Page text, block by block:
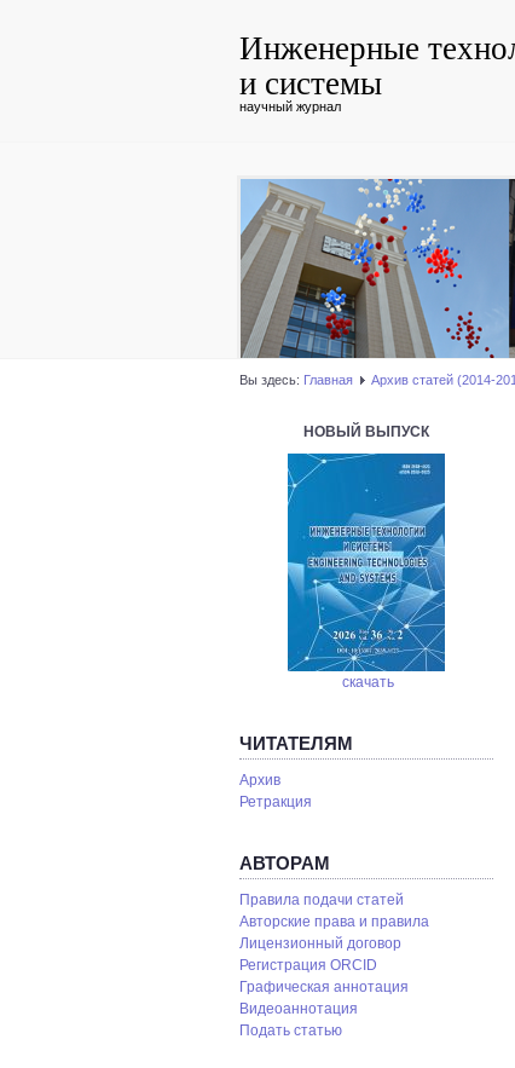
Инженерные
и системы
научный журнал
Вы здесь: Главная Архив статей (2014-
НОВЫЙ ВЫПУСК
скачать
ЧИТАТЕЛЯМ
Архив
Ретракция
АВТОРАМ
Правила подачи статей
Авторские права и правила
Лицензионный договор
Регистрация ORCID
Графическая аннотация
Видеоаннотация
Подать статью